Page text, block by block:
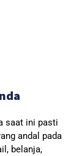
saat ini pasti
andal pada
belanja,